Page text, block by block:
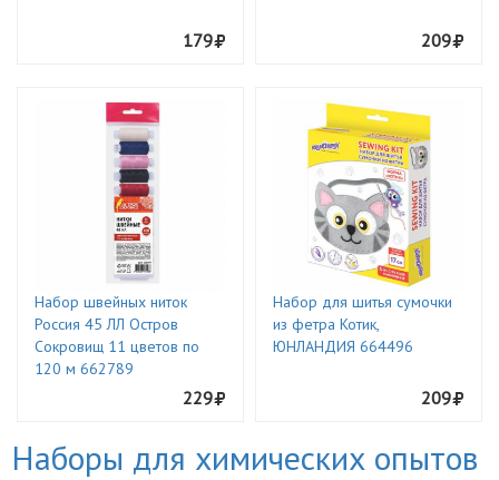
179 209
Набор швейных ниток
Россия 45 ЛЛ Остров
Сокровищ 11 цветов по
120 м 662789
229
Набор для шитья сумочки
из фетра Котик,
ЮНЛАНДИЯ 664496
209
Наборы для химических опытов